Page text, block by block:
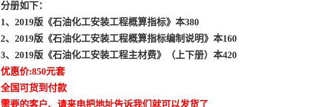
分册如下：
1、2019版《石油化工安装工程概算指标》本380
2、2019版《石油化工安装工程概算指标编制说明》本160
3、2019版《石油化工安装工程主材费》（上下册）本420
优惠价:850元套
全国可货到付款
需要的客户、请来电把地址告诉我们就可以发货了